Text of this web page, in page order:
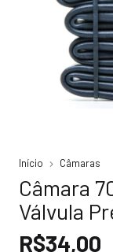
Início Câmaras
Câmara
Válvula
R$34,00